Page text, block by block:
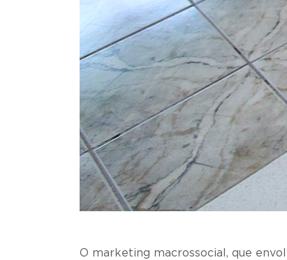
O marketing macrossocial, que